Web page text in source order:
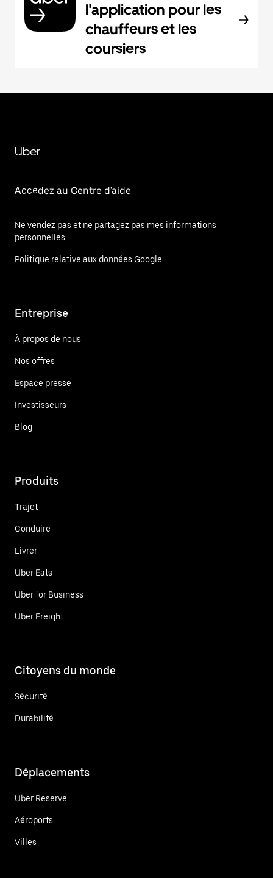
l'application pour les
chauffeurs et les
coursiers
Uber
Accédez au Centre d'aide
Ne vendez pas et ne partagez pas mes informations
personnelles.
Politique relative aux données Google
Entreprise
À propos de nous
Nos offres
Espace presse
Investisseurs
Blog
Produits
Trajet
Conduire
Livrer
Uber Eats
Uber for Business
Uber Freight
Citoyens du monde
Sécurité
Durabilité
Déplacements
Uber Reserve
Aéroports
Villes